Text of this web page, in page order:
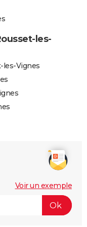
les-
les-Vignes
Voir un exemple